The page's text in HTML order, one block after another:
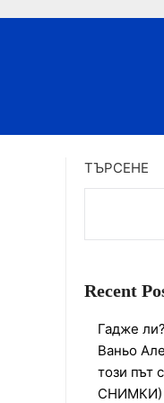
ТЪРСЕНЕ
Recent
Гадже
Ваньо
този път
СНИМКИ)